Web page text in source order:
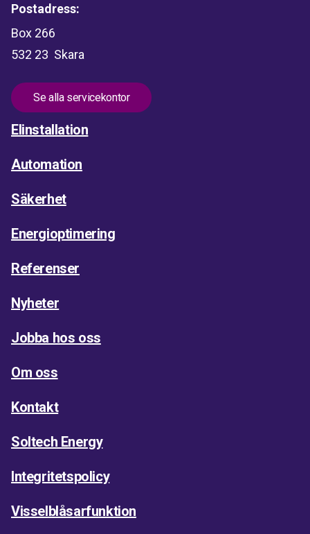
Postadress:
Box 266
532 23 Skara
Se alla servicekontor
Elinstallation
Automation
Säkerhet
Energioptimering
Referenser
Nyheter
Jobba hos oss
Om oss
Kontakt
Soltech Energy
Integritetspolicy
Visselblåsarfunktion